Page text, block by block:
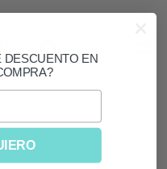
DESCUENTO EN